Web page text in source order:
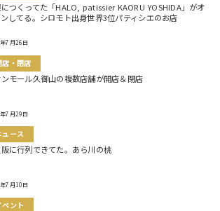
つくってた「HALO, patissier KAORU YOSHIDA」がオ
してる。シロモト出身世界3位パティシエのお店
7月26日
店・閉店
モール久御山の複数店舗が開店＆閉店
7月29日
ュース
に行列できてた。あら川の桃
7月10日
ベント